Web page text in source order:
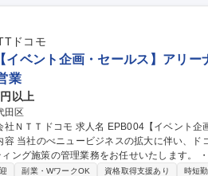
ドコモ
イベント企画・セールス】アリ
業
以上
田区
ント企画・セールス】アリーナビジネスにおける新たな価値
管理業務をお任せいたします。 ・運営管理するスタジアムにおいて、施設利用が想定
（特に音楽興行主）へのブッキング営業業務
副業・WワークOK 資格取得支援あり 時短